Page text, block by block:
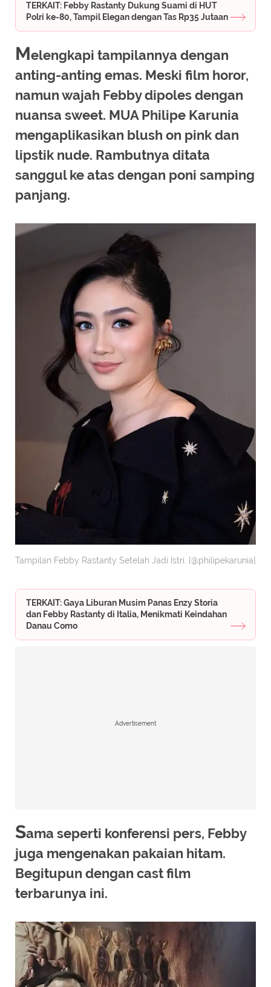
TERKAIT: Febby Rastanty Dukung Suami di HUT
Polri ke-80, Tampil Elegan dengan Tas Rp35 Jutaan
Melengkapi tampilannya dengan
anting-anting emas. Meski film horor,
namun wajah Febby dipoles dengan
nuansa sweet. MUA Philipe Karunia
mengaplikasikan blush on pink dan
lipstik nude. Rambutnya ditata
sanggul ke atas dengan poni samping
panjang.
Tampilan Febby Rastanty Setelah Jadi Istri. [@philipekarunia]
TERKAIT: Gaya Liburan Musim Panas Enzy Storia
dan Febby Rastanty di Italia, Menikmati Keindahan
Danau Como
Advertisement
Sama seperti konferensi pers, Febby
juga mengenakan pakaian hitam.
Begitupun dengan cast film
terbarunya ini.